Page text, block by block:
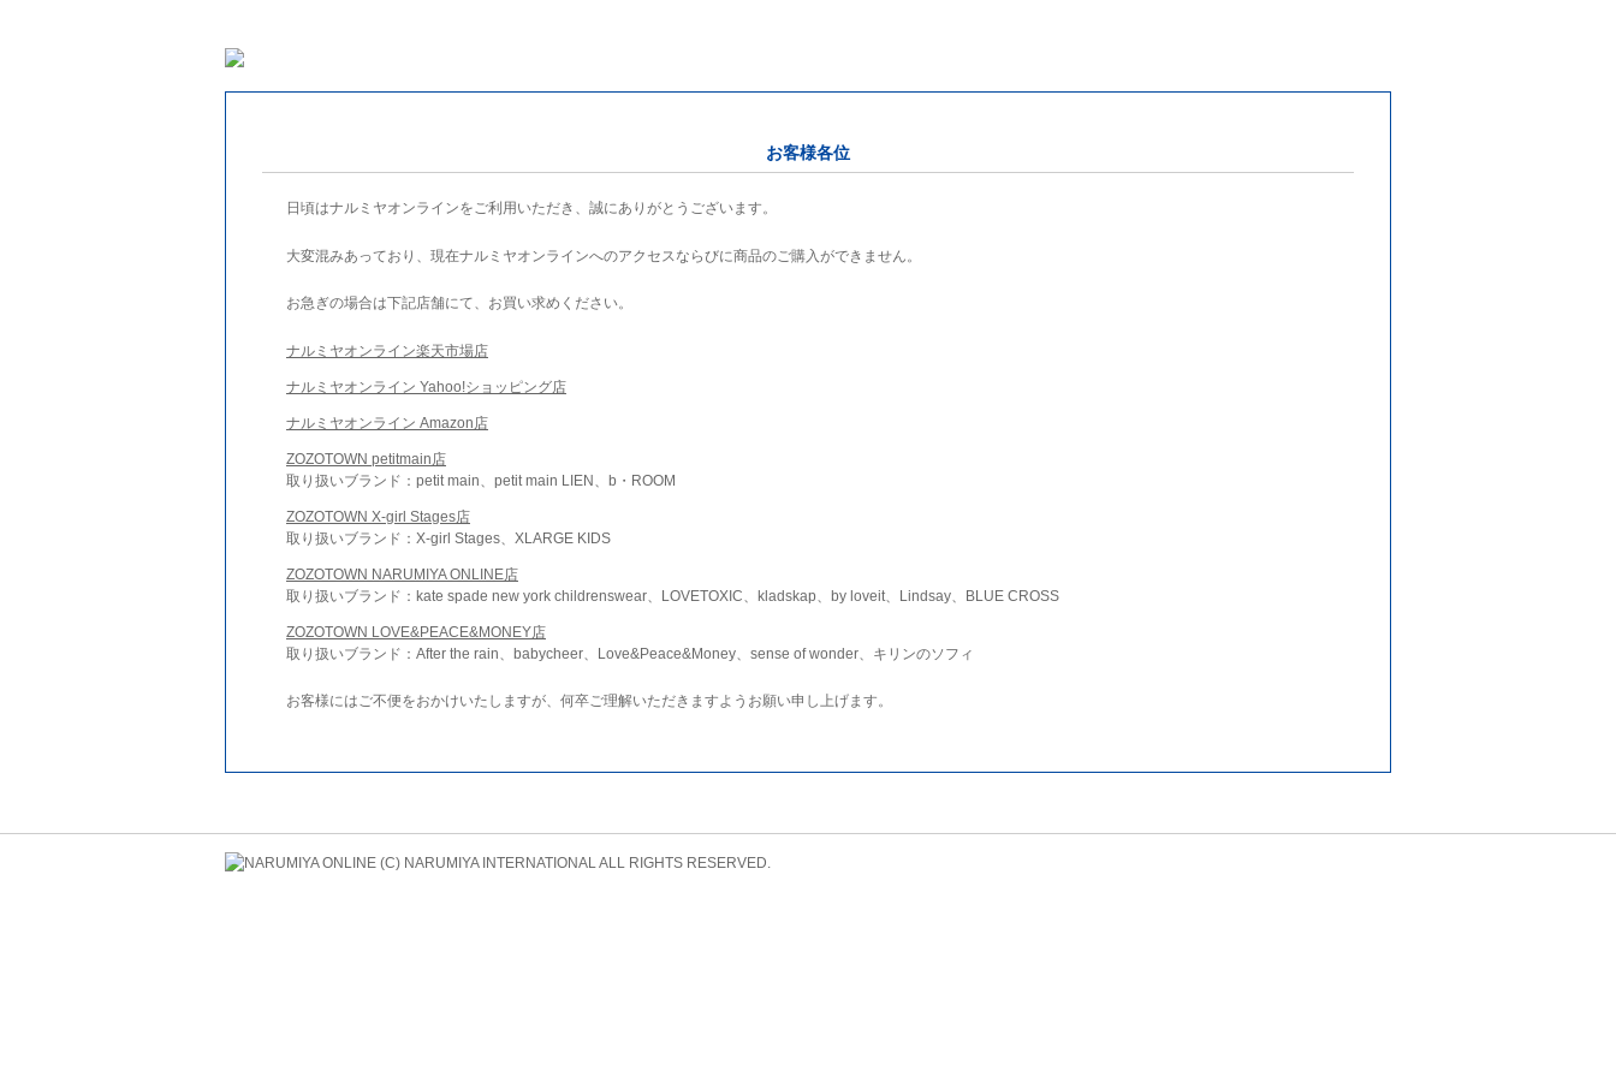
お客様各位
日頃はナルミヤオンラインをご利用いただき、誠にありがとうございます。
大変混みあっており、現在ナルミヤオンラインへのアクセスならびに商品のご購入ができません。
お急ぎの場合は下記店舗にて、お買い求めください。
ナルミヤオンライン楽天市場店
ナルミヤオンライン Yahoo!ショッピング店
ナルミヤオンライン Amazon店
ZOZOTOWN petitmain店
取り扱いブランド：petit main、petit main LIEN、b・ROOM
ZOZOTOWN X-girl Stages店
取り扱いブランド：X-girl Stages、XLARGE KIDS
ZOZOTOWN NARUMIYA ONLINE店
取り扱いブランド：kate spade new york childrenswear、LOVETOXIC、kladskap、by loveit、Lindsay、BLUE CROSS
ZOZOTOWN LOVE&PEACE&MONEY店
取り扱いブランド：After the rain、babycheer、Love&Peace&Money、sense of wonder、キリンのソフィ
お客様にはご不便をおかけいたしますが、何卒ご理解いただきますようお願い申し上げます。